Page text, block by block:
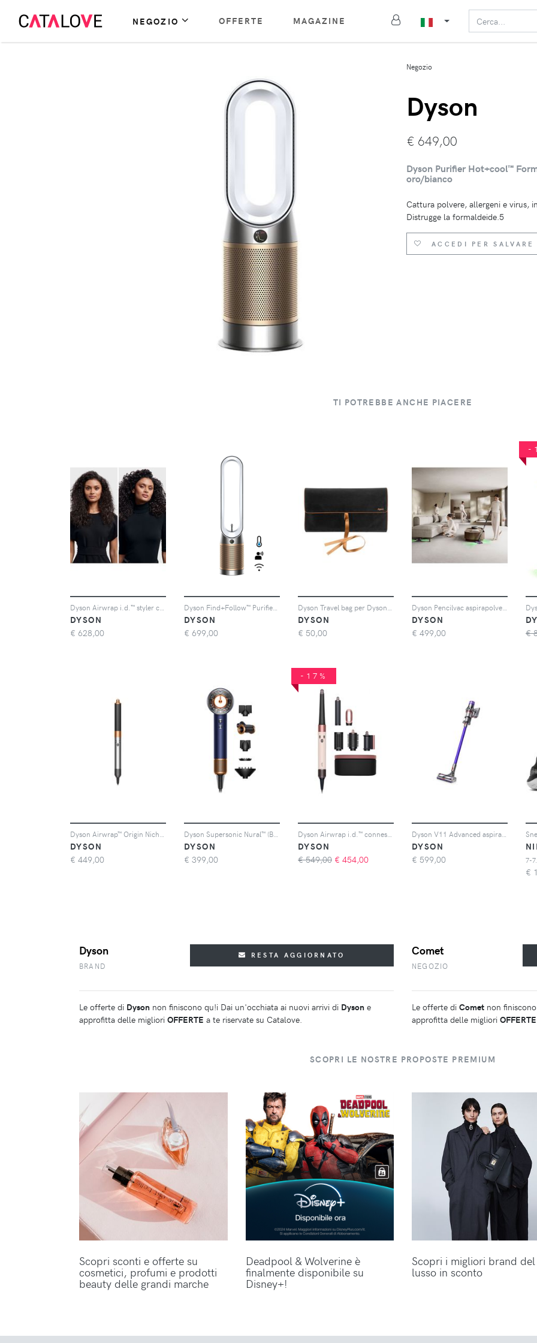
NEGOZIO OFFERTE MAGAZINE
Negozio
Dyson
€ 649,00
Dyson Purifier Hot+cool™
oro/bianco
Cattura polvere, allergeni e virus,
Distrugge la formaldeide.5
ACCEDI PER
TI POTREBBE ANCHE PIACERE
DYSON
€ 628,00
DYSON
€ 699,00
DYSON
€ 50,00
DYSON
€ 499,00
-
€
DYSON
€ 449,00
DYSON
€ 399,00
-17%
DYSON
€ 549,00 € 454,00
DYSON
€ 599,00 7-
€
Dyson
BRAND
RESTA AGGIORNATO
Le offerte di Dyson non finiscono qu!i Dai un'occhiata ai nuovi arrivi di Dyson e
approfitta delle migliori OFFERTE a te riservate su Catalove.
Comet
NEGOZIO
Le offerte di Comet non
approfitta delle migliori OFFERTE
SCOPRI LE NOSTRE PROPOSTE PREMIUM
Scopri sconti e offerte su
cosmetici, profumi e prodotti
beauty delle grandi marche
Deadpool & Wolverine è
finalmente disponibile su
Disney+!
Scopri i migliori brand del
lusso in sconto